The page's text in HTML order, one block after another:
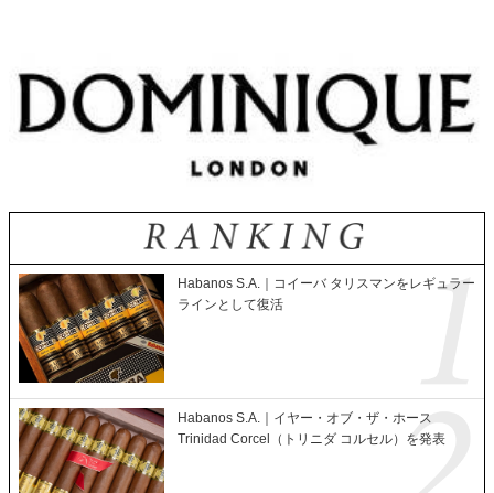
Habanos S.A.｜コイーバ タリスマンをレギュラー
ラインとして復活
Habanos S.A.｜イヤー・オブ・ザ・ホース
Trinidad Corcel（トリニダ コルセル）を発表